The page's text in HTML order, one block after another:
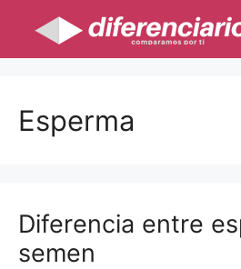
contenido
Esperma
Diferencia entre
semen